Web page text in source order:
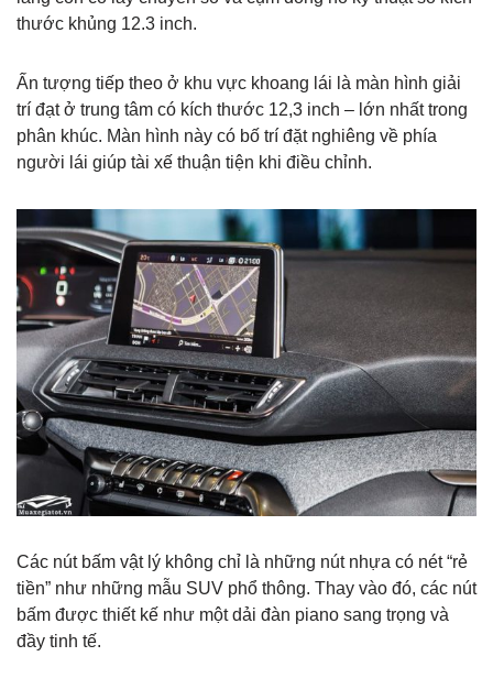
thước khủng 12.3 inch.
Ấn tượng tiếp theo ở khu vực khoang lái là màn hình giải
trí đạt ở trung tâm có kích thước 12,3 inch – lớn nhất trong
phân khúc. Màn hình này có bố trí đặt nghiêng về phía
người lái giúp tài xế thuận tiện khi điều chỉnh.
Các nút bấm vật lý không chỉ là những nút nhựa có nét “rẻ
tiền” như những mẫu SUV phổ thông. Thay vào đó, các nút
bấm được thiết kế như một dải đàn piano sang trọng và
đầy tinh tế.